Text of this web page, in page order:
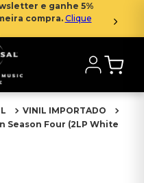
e ganhe 5%
compra. Clique
VINIL IMPORTADO
Season Four (2LP White